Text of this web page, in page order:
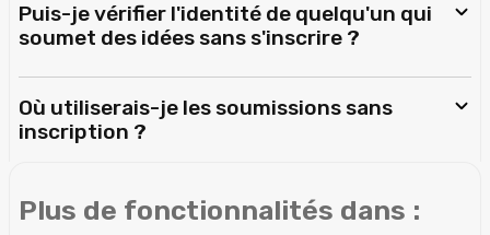
Puis-je vérifier l'identité de quelqu'un qui
soumet des idées sans s'inscrire ?
Où utiliserais-je les soumissions sans
inscription ?
Plus de fonctionnalités dans :